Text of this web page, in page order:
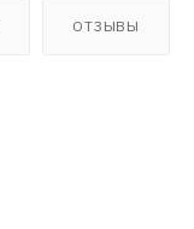
ОТЗЫВЫ